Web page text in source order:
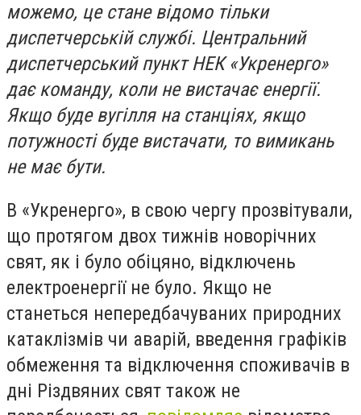
можемо, це стане відомо тільки
диспетчерській службі. Центральний
диспетчерський пункт НЕК «Укренерго»
дає команду, коли не вистачає енергії.
Якщо буде вугілля на станціях, якщо
потужності буде вистачати, то вимикань
не має бути.
В «Укренерго», в свою чергу прозвітували,
що протягом двох тижнів новорічних
свят, як і було обіцяно, відключень
електроенергії не було. Якщо не
станеться непередбачуваних природних
катаклізмів чи аварій, введення графіків
обмеження та відключення споживачів в
дні Різдвяних свят також не